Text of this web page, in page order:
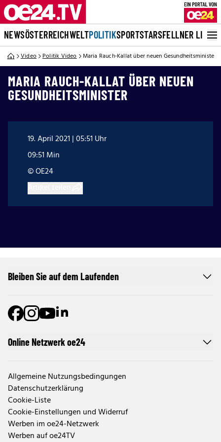
NEWSÖSTERREICHWELTPOLITIKSPORTSTARSFELLNER LIVE
Video Politik Video Maria Rauch-Kallat über neuen Gesundheitsminister
MARIA RAUCH-KALLAT ÜBER NEUEN
GESUNDHEITSMINISTER
19. April 2021 | 05:51 Uhr
09:51 Min
© OE24
Online Netzwerk oe24
Allgemeine Nutzungsbedingungen
Datenschutzerklärung
Cookie-Liste
Cookie-Einstellungen und Widerruf
Werben im oe24-Netzwerk
Werben auf oe24TV
Bleiben Sie auf dem Laufenden